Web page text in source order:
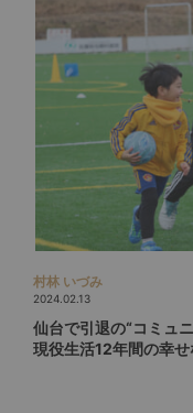
村林 いづみ
2024.02.13
仙台で引退の“コミュ
現役生活12年間の幸